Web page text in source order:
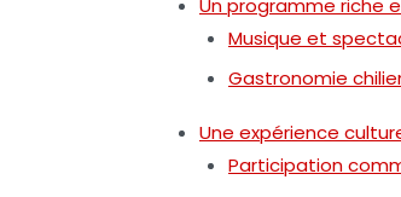
Musique et
Gastronomie
Une expérience
Participation